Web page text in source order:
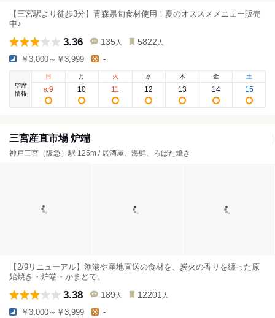
【三宮駅より徒歩3分】青森県旬食材使用！夏のオススメメニュー販売
中♪
3.36 135 人 5822 人
￥3,000～￥3,999 -
空席
情報
日
8/9
月
10
火
11
水
12
木
13
金
14
土
15
三宮産直市場 炉端
神戸三宮（阪急）駅 125m / 居酒屋、海鮮、ろばた焼き
【2/9リニューアル】漁港や産地直送の食材を、炭火の香りを纏った原
始焼き・炉端・かまどで。
3.38 189 人 12201 人
￥3,000～￥3,999 -